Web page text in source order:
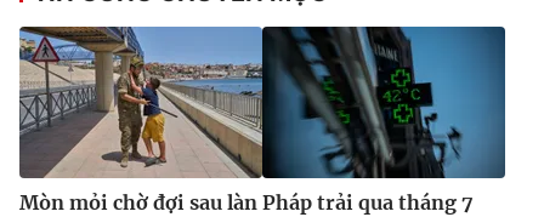
Mòn mỏi chờ đợi sau làn Pháp trải qua tháng 7